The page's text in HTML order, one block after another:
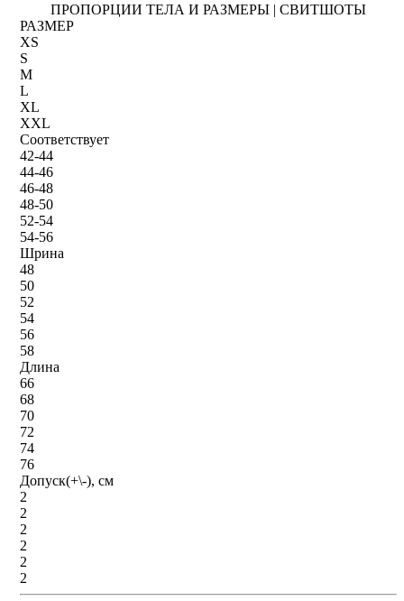
ПРОПОРЦИИ ТЕЛА И РАЗМЕРЫ | СВИТШОТЫ
РАЗМЕР
XS
S
M
L
XL
XXL
Соответствует
42-44
44-46
46-48
48-50
52-54
54-56
Шрина
48
50
52
54
56
58
Длина
66
68
70
72
74
76
Допуск(+\-), см
2
2
2
2
2
2